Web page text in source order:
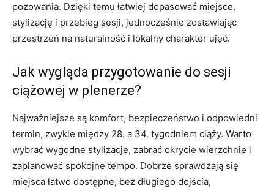
pozowania. Dzięki temu łatwiej dopasować miejsce,
stylizację i przebieg sesji, jednocześnie zostawiając
przestrzeń na naturalność i lokalny charakter ujęć.
Jak wygląda przygotowanie do sesji
ciążowej w plenerze?
Najważniejsze są komfort, bezpieczeństwo i odpowiedni
termin, zwykle między 28. a 34. tygodniem ciąży. Warto
wybrać wygodne stylizacje, zabrać okrycie wierzchnie i
zaplanować spokojne tempo. Dobrze sprawdzają się
miejsca łatwo dostępne, bez długiego dojścia,